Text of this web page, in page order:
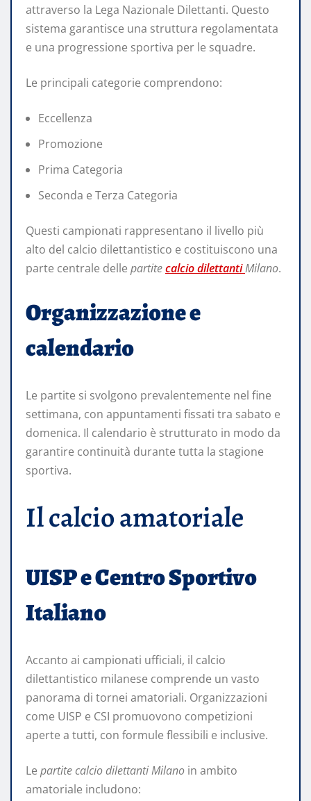
attraverso la Lega Nazionale Dilettanti. Questo
sistema garantisce una struttura regolamentata
e una progressione sportiva per le squadre.
Le principali categorie comprendono:
Eccellenza
Promozione
Prima Categoria
Seconda e Terza Categoria
Questi campionati rappresentano il livello più
alto del calcio dilettantistico e costituiscono una
parte centrale delle partitecalcio dilettantiMilano.
Organizzazione e
calendario
Le partite si svolgono prevalentemente nel fine
settimana, con appuntamenti fissati tra sabato e
domenica. Il calendario è strutturato in modo da
garantire continuità durante tutta la stagione
sportiva.
Il calcio amatoriale
UISP e Centro Sportivo
Italiano
Accanto ai campionati ufficiali, il calcio
dilettantistico milanese comprende un vasto
panorama di tornei amatoriali. Organizzazioni
come UISP e CSI promuovono competizioni
aperte a tutti, con formule flessibili e inclusive.
Le partite calcio dilettanti Milano in ambito
amatoriale includono: